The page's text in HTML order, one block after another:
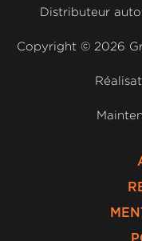
Distributeur
Copyright © 2026